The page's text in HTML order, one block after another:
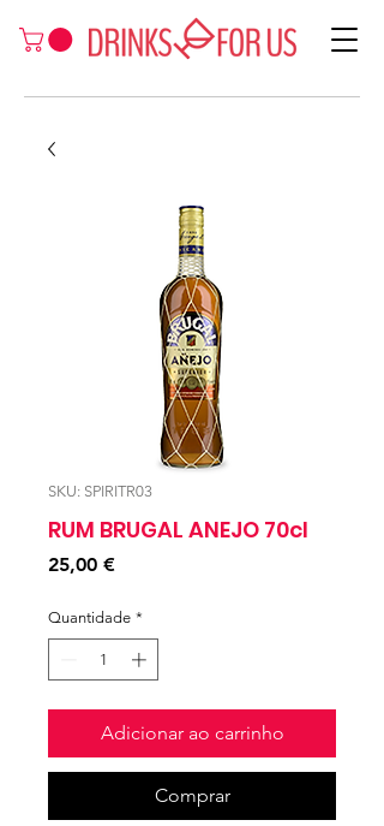
SKU: SPIRITR03
RUM BRUGAL ANEJO 70cl
25,00 €Preço
Quantidade *
Adicionar ao carrinho
Comprar